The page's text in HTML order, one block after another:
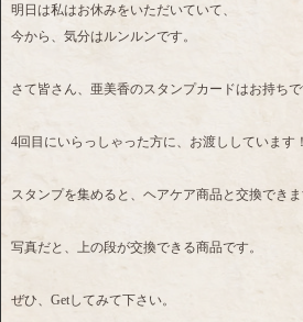
明日は私はお休みをいただいていて、
今から、気分はルンルンです。
さて皆さん、亜美香のスタンプカードはお持ちで
4回目にいらっしゃった方に、お渡ししています！
スタンプを集めると、ヘアケア商品と交換できま
写真だと、上の段が交換できる商品です。
ぜひ、Getしてみて下さい。